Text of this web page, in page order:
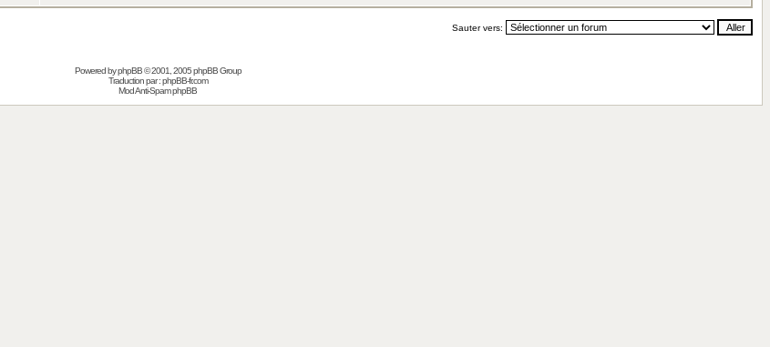
Sauter vers:
Powered byphpBB© 2001, 2005 phpBB Group
Traduction par :phpBB-fr.com
Mod Anti-Spam phpBB